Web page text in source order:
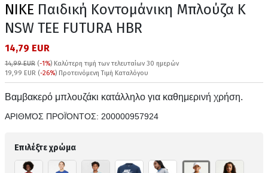
NIKE Παιδική Κοντομάνικη Μπλούζα K
NSW TEE FUTURA HBR
14,79 EUR
14,99 EUR (-1%) Καλύτερη τιμή των τελευταίων 30 ημερών
19,99 EUR (-26%) Προτεινόμενη Τιμή Καταλόγου
Βαμβακερό μπλουζάκι κατάλληλο για καθημερινή χρήση.
ΑΡΙΘΜΌΣ ΠΡΟΪΌΝΤΟΣ: 200000957924
Επιλέξτε χρώμα